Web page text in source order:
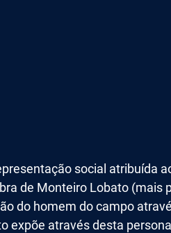
social atribuída
de Monteiro Lobato (mais
do homem do campo
expõe através desta